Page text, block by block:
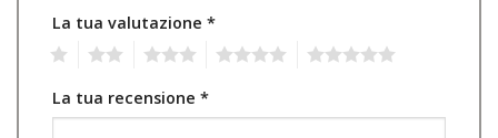
La tua valutazione *
La tua recensione *